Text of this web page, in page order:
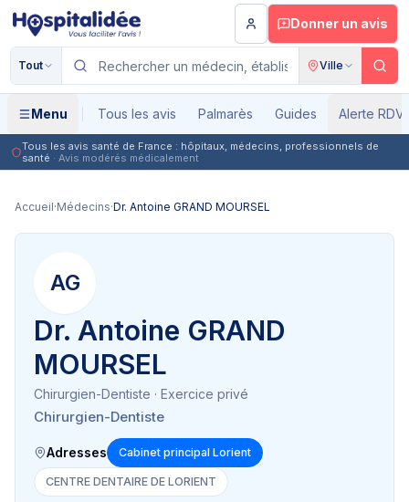
Aller au contenu principal
Donner un avis
Tout Ville
Menu Tous les avis Palmarès Guides Alerte RDV
Tous les avis santé de France : hôpitaux, médecins, professionnels de
santé · Avis modérés médicalement
Accueil·Médecins·Dr. Antoine GRAND MOURSEL
AG
Dr. Antoine GRAND
MOURSEL
Chirurgien-Dentiste · Exercice privé
Chirurgien-Dentiste
Adresses Cabinet principal Lorient
CENTRE DENTAIRE DE LORIENT